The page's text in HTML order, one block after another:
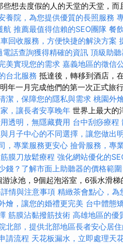
想去度假的人的天堂的天堂，而
養院，為您提供優質的長照服務
航 推薦最值得信賴的SEO團隊 餐
回收服務，方便快捷的解決方案
電話查詢獲得精確的資訊 頂級助
美實現您的需求 嘉義地區的徵信
台北服務 抵達後，轉移到酒店，
年一月完成他們的第一次正式旅
潔，保障您的隱私與需求 桃園外
，讓長者安享晚年 世界上最大的
透明，無隱藏費用 台中刮痧療程
月子中心的不同選擇，讓您做出
，專業服務更安心 撿骨服務，專
膜刀放鬆療程 強化網站優化的
錢？了解市面上助聽器的價格範圍
游泳池，9個起泡浴室，6張水滑梯
情與注意事項 精緻茶會點心，為
燴，讓您的婚禮更完美 台中體態
筋膜沾黏撥筋技術 高雄地區的優
北部，提供北部地區長者安心居
請流程 天花板漏水，立即處理天